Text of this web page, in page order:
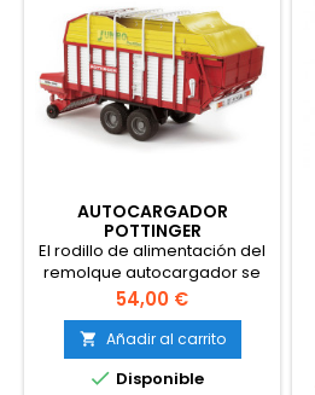
AUTOCARGADOR
POTTINGER
El rodillo de alimentación del
remolque autocargador se
mueve durante la marcha. La
escotilla de acceso lateral se
puede abrir, la escalera es
abatible y las abrazaderas y
cuerdas del techo (incluida...
Precio
54,00 €
 Añadir al carrito
 Disponible